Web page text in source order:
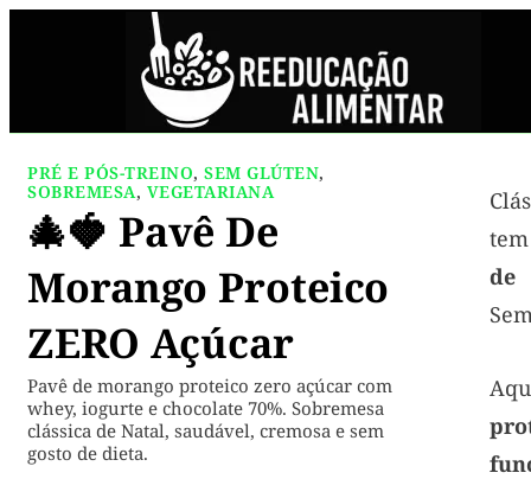
PRÉ E PÓS-TREINO, SEM GLÚTEN,
SOBREMESA, VEGETARIANA
🎄🍓 Pavê De
Morango Proteico
ZERO Açúcar
Pavê de morango proteico zero açúcar com
whey, iogurte e chocolate 70%. Sobremesa
clássica de Natal, saudável, cremosa e sem
gosto de dieta.